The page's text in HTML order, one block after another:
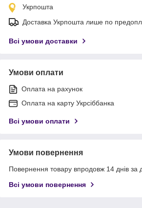
Укрпошта
Доставка Укрпошта лише по
Всі умови доставки
Умови оплати
Оплата на рахунок
Оплата на карту Укрсіббанка
Всі умови оплати
Умови повернення
Повернення товару впродовж 14 днів за
Всі умови повернення